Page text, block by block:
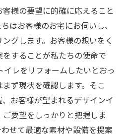
一括費用で気軽にリノベー
様の要望に的確に応えること
はお客様のお宅にお伺いし、
グします。お客様の想いをく
することが私たちの使命で
イレをリフォームしたいとおっ
ず現状を確認します。そこ
お客様が望まれるデザインイ
要望をしっかりと把握しま
せて最適な素材や設備を提案